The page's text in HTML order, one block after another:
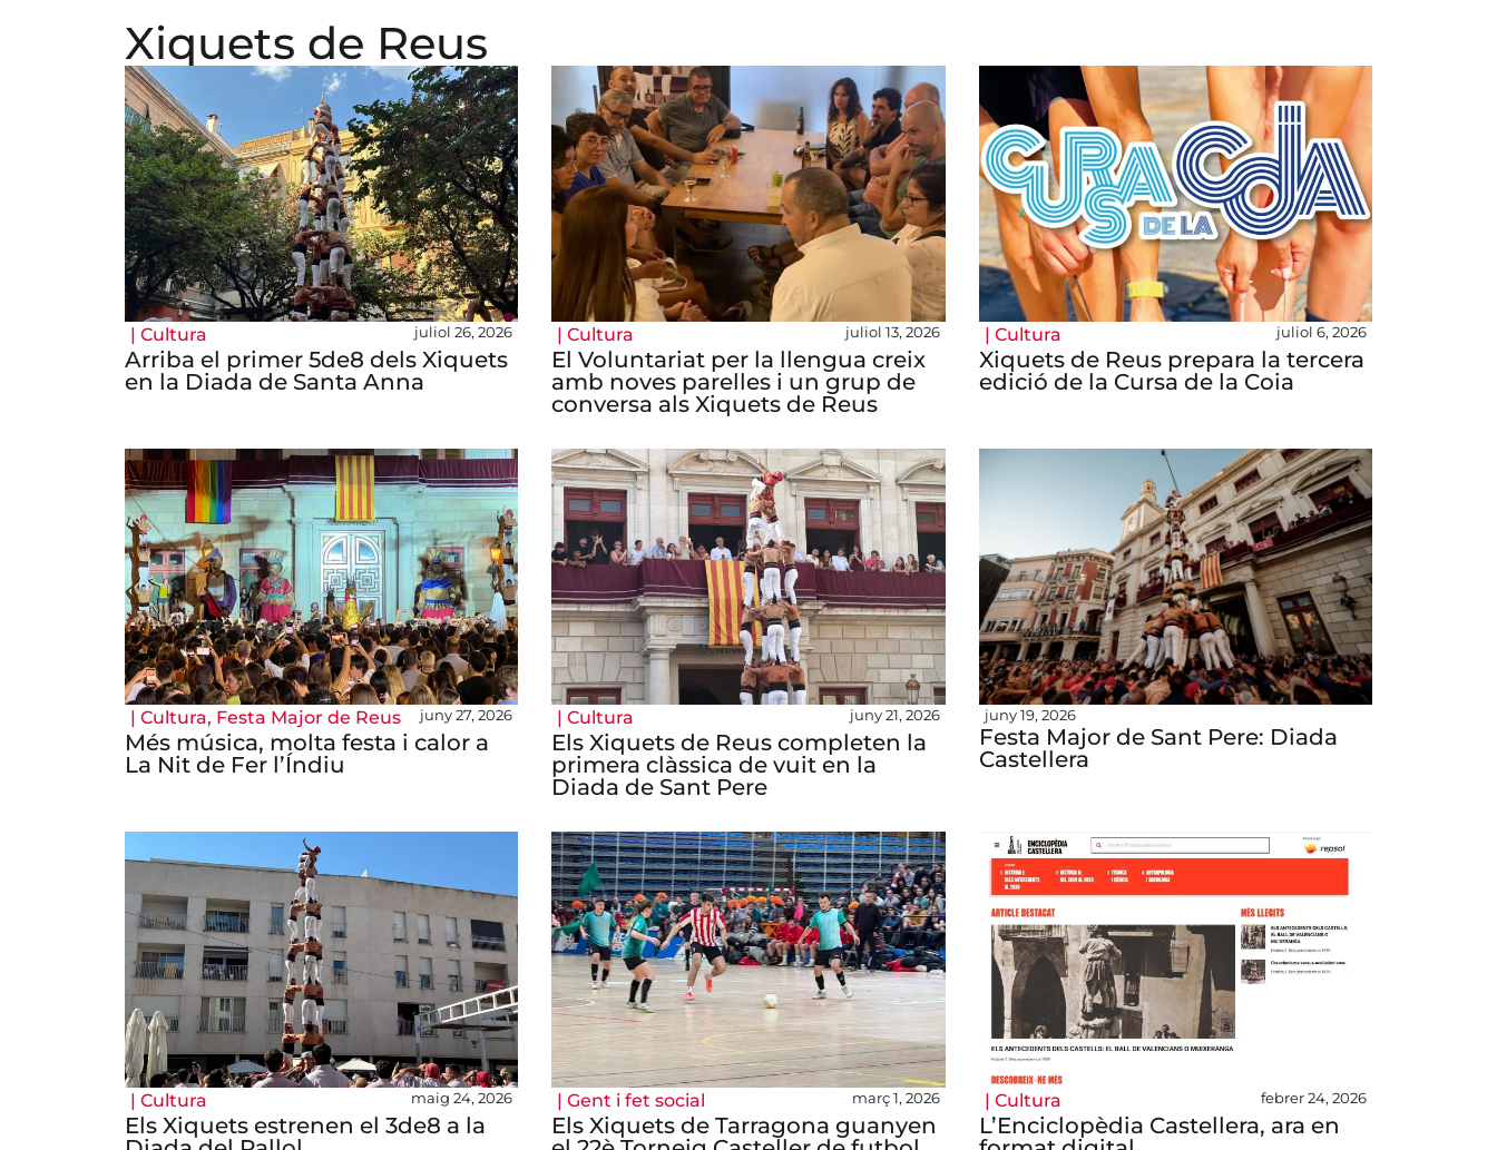
Xiquets de Reus
| Cultura juliol 26, 2026
Arriba el primer 5de8 dels Xiquets
en la Diada de Santa Anna
| Cultura juliol 13, 2026
El Voluntariat per la llengua creix
amb noves parelles i un grup de
conversa als Xiquets de Reus
| Cultura juliol 6, 2026
Xiquets de Reus prepara la tercera
edició de la Cursa de la Coia
| Cultura, Festa Major de Reus juny 27, 2026
Més música, molta festa i calor a
La Nit de Fer l’Índiu
| Cultura juny 21, 2026
Els Xiquets de Reus completen la
primera clàssica de vuit en la
Diada de Sant Pere
juny 19, 2026
Festa Major de Sant Pere: Diada
Castellera
| Cultura maig 24, 2026
Els Xiquets estrenen el 3de8 a la
| Gent i fet social març 1, 2026
Els Xiquets de Tarragona guanyen
| Cultura febrer 24, 2026
L’Enciclopèdia Castellera, ara en